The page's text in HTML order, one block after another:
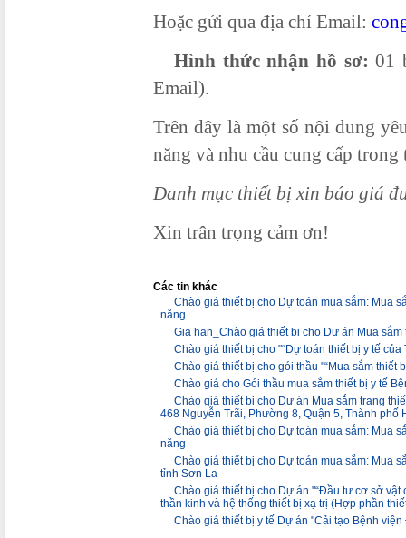
Hoặc gửi qua địa chỉ Email:
Hình thức nhận hồ sơ: 01
Email).
Trên đây là một số nội dung
năng và nhu cầu cung cấp
Danh mục thiết bị xin báo giá
Xin trân trọng cảm ơn!
Các tin khác
Chào giá thiết bị cho Dự toán mua sắm: Mua
năng
Gia hạn_Chào giá thiết bị cho Dự án Mua
Chào giá thiết bị cho "“Dự toán thiết bị y tế
Chào giá thiết bị cho gói thầu "“Mua sắm thiết
Chào giá cho Gói thầu mua sắm thiết bị y tế
Chào giá thiết bị cho Dự án Mua sắm trang
468 Nguyễn Trãi, Phường 8, Quận 5, Thành phố
Chào giá thiết bị cho Dự toán mua sắm: Mua
năng
Chào giá thiết bị cho Dự toán mua sắm: Mua
tỉnh Sơn La
Chào giá thiết bị cho Dự án "“Đầu tư cơ sở vật
thần kinh và hệ thống thiết bị xạ trị (Hợp phần
Chào giá thiết bị y tế Dự án "Cải tạo Bệnh